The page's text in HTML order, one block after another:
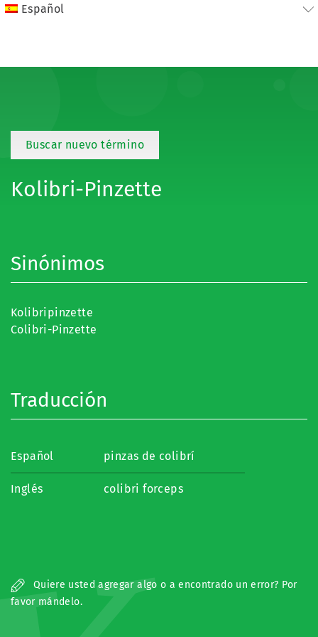
Español
Buscar nuevo término
Kolibri-Pinzette
Sinónimos
Kolibripinzette
Colibri-Pinzette
Traducción
Español pinzas de colibrí
Inglés colibri forceps
Quiere usted agregar algo o a encontrado un error? Por
favor mándelo.